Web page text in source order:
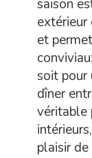
saison
extérieur
et
soit pour
dîner
véritable
plaisir